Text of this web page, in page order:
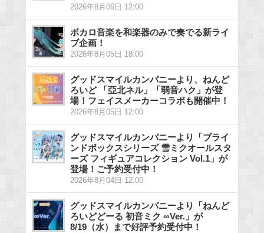
2026年8月06日 12:00
ボカロ音楽を和楽器のみで奏でる新ライ
ブ企画！
2026年8月05日 18:00
グッドスマイルカンパニーより、ねんど
ろいど 「亞北ネル」「弱音ハク」が登
場！フェイスメーカーコラボも開催中！
2026年8月05日 12:00
グッドスマイルカンパニーより「ブライ
ンドボックスシリーズ 雪ミクオールスタ
ーズ フィギュアコレクション Vol.1」が
登場！ご予約受付中！
2026年8月04日 12:00
グッドスマイルカンパニーより「ねんど
ろいどどーる 初音ミク ∞Ver.」が
8/19（水）まで好評予約受付中！